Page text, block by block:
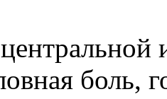
боль,